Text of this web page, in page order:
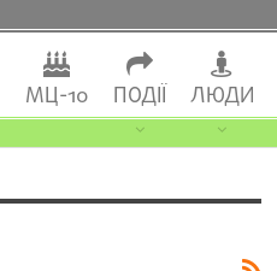
МЦ-10 ПОДІЇ ЛЮДИ